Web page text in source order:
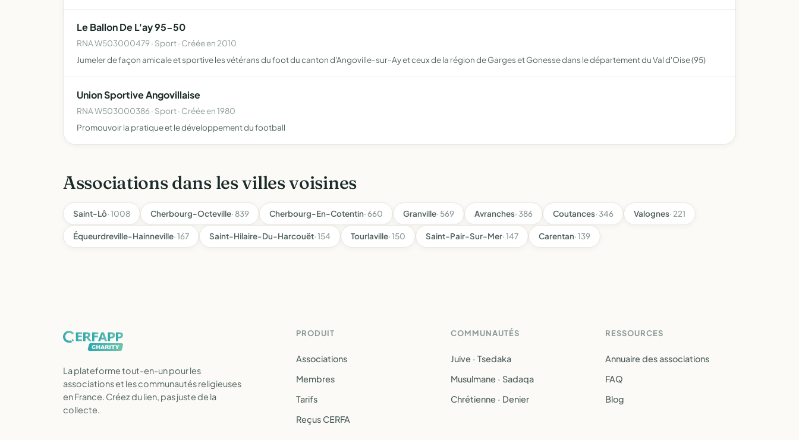
Le Ballon De L'ay 95-50
RNA W503000479 · Sport · Créée en 2010
Jumeler de façon amicale et sportive les vétérans du foot du canton d'Angoville-sur-Ay et ceux de la région de Garges et Gonesse dans le département du Val d'Oise (95)
Union Sportive Angovillaise
RNA W503000386 · Sport · Créée en 1980
Promouvoir la pratique et le développement du football
Associations dans les villes voisines
Saint-Lô· 1008 Cherbourg-Octeville· 839 Cherbourg-En-Cotentin· 660 Granville· 569 Avranches· 386 Coutances· 346 Valognes· 221
Équeurdreville-Hainneville· 167 Saint-Hilaire-Du-Harcouët· 154 Tourlaville· 150 Saint-Pair-Sur-Mer· 147 Carentan· 139
La plateforme tout-en-un pour les
associations et les communautés religieuses
en France. Créez du lien, pas juste de la
collecte.
PRODUIT
Associations
Membres
Tarifs
Reçus CERFA
COMMUNAUTÉS
Juive · Tsedaka
Musulmane · Sadaqa
Chrétienne · Denier
RESSOURCES
Annuaire des associations
FAQ
Blog